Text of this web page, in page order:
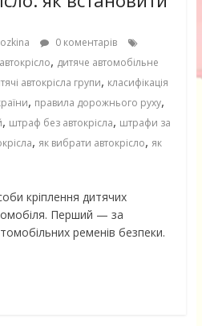
0 коментарів
, дитяче автомобільне
автокрісла групи, класифікація
, правила дорожнього руху,
, штраф без автокрісла, штрафи за
, як вибрати автокрісло, як
кріплення дитячих
Перший — за
ременів безпеки.